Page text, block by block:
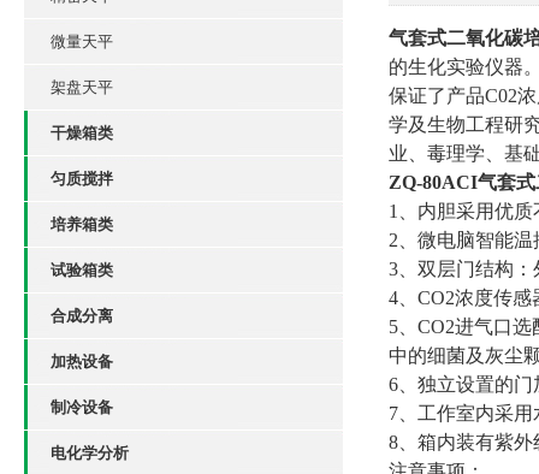
微量天平
架盘天平
干燥箱类
匀质搅拌
培养箱类
试验箱类
合成分离
加热设备
制冷设备
电化学分析
气套式二氧化碳
的生化实验仪器
保证了产品C02
学及生物工程研
业、毒理学、基
ZQ-80ACI气套式
1、内胆采用优
2、微电脑智能
3、双层门结构
4、CO2浓度传
5、CO2进气口
中的细菌及灰尘
6、独立设置的
7、工作室内采
8、箱内装有紫